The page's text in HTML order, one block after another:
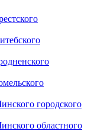
городского
областного